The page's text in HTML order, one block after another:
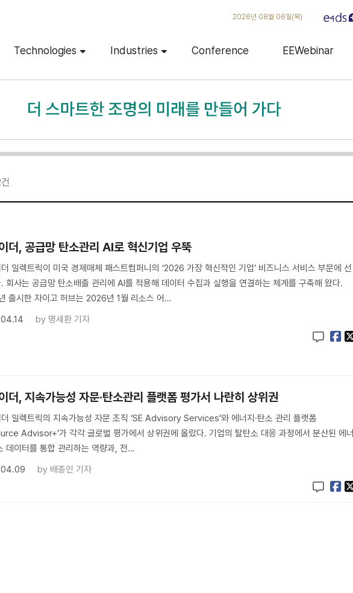
2026년 08월 06일(목)
Technologies Industries Conference EEWebinar
건
더, 공급망 탄소관리 AI로 혁신기업 우뚝
일렉트릭이 미국 경제매체 패스트컴퍼니의 ‘2026 가장 혁신적인 기업’ 비즈니스 서비스 부문에 선
회사는 공급망 탄소배출 관리에 AI를 적용해 데이터 수집과 실행을 연결하는 체계를 구축해 왔다.
출시한 자이고 허브는 2026년 1월 리소스 어…
by 명세환 기자
더, 지속가능성 자문·탄소관리 플랫폼 평가서 나란히 상위권
일렉트릭의 지속가능성 자문 조직 ‘SE Advisory Services’와 에너지·탄소 관리 플랫폼
Advisor+’가 각각 글로벌 평가에서 상위권에 올랐다. 기업의 탈탄소 대응 과정에서 분산된 에너
데이터를 통합 관리하는 역량과, 전…
by 배종인 기자